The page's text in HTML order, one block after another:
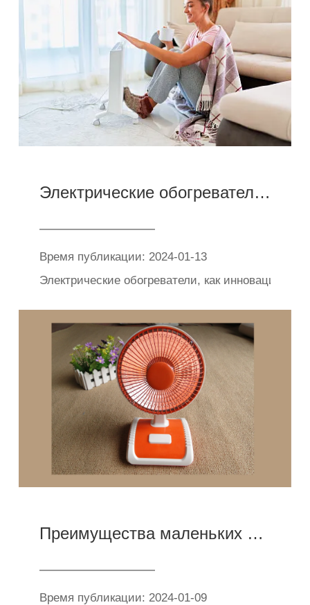
Электрические обогреватели: изменение традиционных способов отопления
Время публикации: 2024-01-13
Электрические обогреватели, как
Преимущества маленьких солнечных нагревателей
Время публикации: 2024-01-09